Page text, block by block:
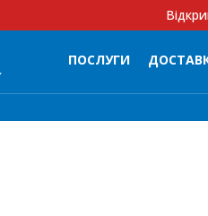
ПОСЛУГИ